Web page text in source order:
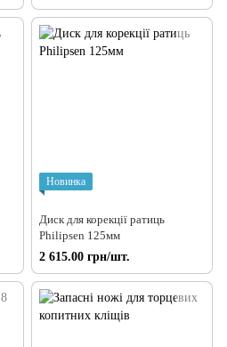
Новинка
Диск для корекції ратиць
Philipsen 125мм
2 615.00 грн/шт.